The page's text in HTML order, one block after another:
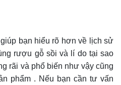
bạn hiểu rõ hơn về lịch sử
rượu gỗ sồi và lí do tại sao
rãi và phổ biến như vậy cũng
phẩm . Nếu bạn cần tư vấn